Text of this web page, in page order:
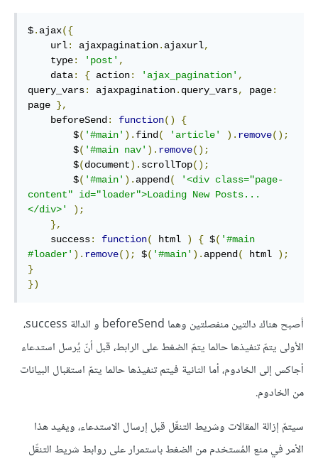
$. ajax({
url: ajaxpagination. ajaxurl,
type: 'post' ,
data: { action: 'ajax_pagination' ,
query_vars: ajaxpagination. query_vars, page:
page },
beforeSend : function()
{
$( '#main' ). find ( 'article' ). remove();
$( '#main nav' ). remove();
$(document). scrollTop();
$( '#main' ). append (
'<div class="page-
content" id="loader">Loading New Posts...
</div>'
);
},
success: function( html ) { $( '#main
#loader' ). remove(); $( '#main' ). append ( html
);
}
})
أصبح هناك دالتين منفصلتين وهما beforeSend و الدالة success،
الأولى يتمّ تنفيذها حالما يتمّ الضغط على الرابط، قبل أنّ يُرسل استدعاء
أجاكس إلى الخادوم، أما الثانية فيتم تنفيذها حالما يتمّ استقبال البيانات
من الخادوم.
سيتمّ إزالة المقالات وشريط التنقّل قبل إرسال الاستدعاء، ويفيد هذا
الأمر في منع المُستخدم من الضغط باستمرار على روابط شريط التنقّل